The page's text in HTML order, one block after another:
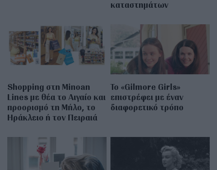
καταστημάτων
Shopping στη Minoan
Lines με θέα το Αιγαίο και
προορισμό τη Μήλο, το
Ηράκλειο ή τον Πειραιά
Το «Gilmore Girls»
επιστρέφει με έναν
διαφορετικό τρόπο